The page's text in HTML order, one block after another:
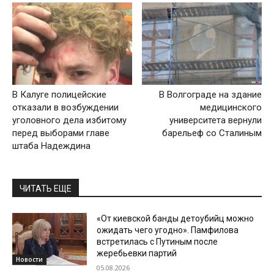
В Калуге полицейские
отказали в возбуждении
уголовного дела избитому
перед выборами главе
штаба Надеждина
В Волгограде на здание
медицинского
университета вернули
барельеф со Сталиным
ЧИТАТЬ ЕЩЕ
Новости
«От киевской банды детоубийц можно
ожидать чего угодно». Памфилова
встретилась с Путиным после
жеребьевки партий
05.08.2026